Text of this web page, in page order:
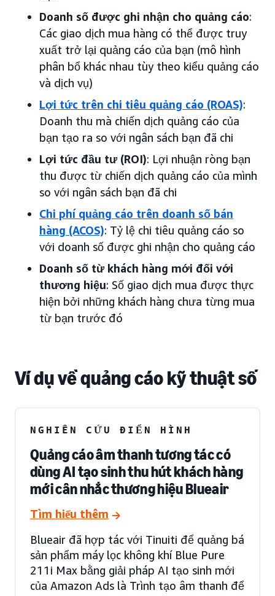
Doanh số được ghi nhận cho quảng cáo:
Các giao dịch mua hàng có thể được truy
xuất trở lại quảng cáo của bạn (mô hình
phân bổ khác nhau tùy theo kiểu quảng cáo
và dịch vụ)
Lợi tức trên chi tiêu quảng cáo (ROAS):
Doanh thu mà chiến dịch quảng cáo của
bạn tạo ra so với ngân sách bạn đã chi
Lợi tức đầu tư (ROI): Lợi nhuận ròng bạn
thu được từ chiến dịch quảng cáo của mình
so với ngân sách bạn đã chi
Chi phí quảng cáo trên doanh số bán
hàng (ACOS): Tỷ lệ chi tiêu quảng cáo so
với doanh số được ghi nhận cho quảng cáo
Doanh số từ khách hàng mới đối với
thương hiệu: Số giao dịch mua được thực
hiện bởi những khách hàng chưa từng mua
từ bạn trước đó
Ví dụ về quảng cáo kỹ thuật số
NGHIÊN CỨU ĐIỂN HÌNH
Quảng cáo âm thanh tương tác có
dùng AI tạo sinh thu hút khách hàng
mới cân nhắc thương hiệu Blueair
Tìm hiểu thêm
Blueair đã hợp tác với Tinuiti để quảng bá
sản phẩm máy lọc không khí Blue Pure
211i Max bằng giải pháp AI tạo sinh mới
của Amazon Ads là Trình tạo âm thanh để